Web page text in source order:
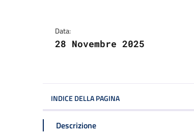
Data:
28 Novembre 2025
INDICE DELLA PAGINA
Descrizione